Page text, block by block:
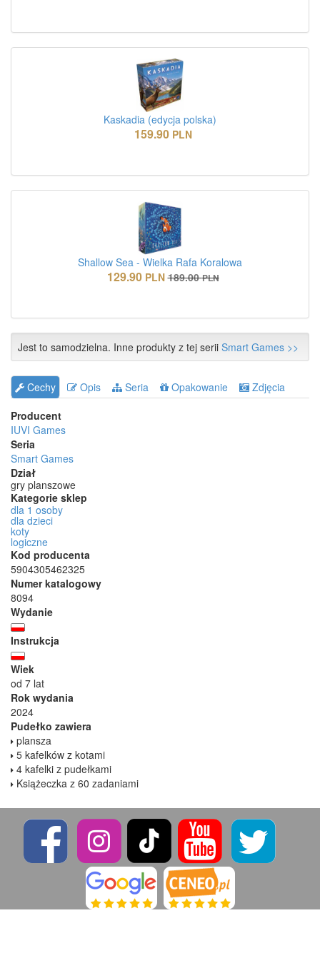
Kaskadia (edycja polska)
159.90 PLN
Shallow Sea - Wielka Rafa Koralowa
129.90 PLN 189.00 PLN
Jest to samodzielna. Inne produkty z tej serii Smart Games >>
Cechy Opis Seria Opakowanie
Zdjęcia
Producent
IUVI Games
Seria
Smart Games
Dział
gry planszowe
Kategorie sklep
dla 1 osoby
dla dzieci
koty
logiczne
Kod producenta
5904305462325
Numer katalogowy
8094
Wydanie
Instrukcja
Wiek
od 7 lat
Rok wydania
2024
Pudełko zawiera
plansza
5 kafelków z kotami
4 kafelki z pudełkami
Książeczka z 60 zadaniami